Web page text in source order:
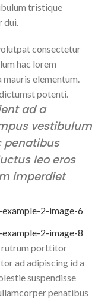
tristique
consectetur
hac lorem
elementum.
potenti.
ad a
vestibulum
penatibus
leo eros
imperdiet
rutrum porttitor
ad adipiscing id a
suspendisse
penatibus